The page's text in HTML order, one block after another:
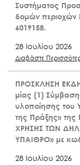
for:
Συστήματος
δομών περιοχών
6019158.
28 Ιουλίου 2026
Διαβάστε
ΠΡΟΣΚΛΗΣΗ
μίας (1)
υλοποίησης του
της Πράξης»
ΧΡΗΣΗΣ ΤΩΝ
ΥΠΑΙΘΡΟ» με
28 Ιουλίου 2026